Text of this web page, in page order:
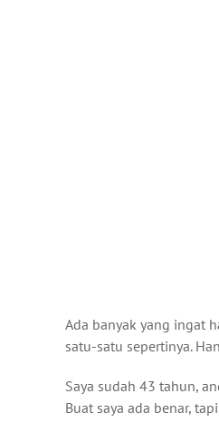
Ada banyak yang ingat
satu-satu sepertinya.
Saya sudah 43 tahun,
Buat saya ada benar,